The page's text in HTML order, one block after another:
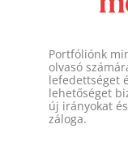
Portfóliónk
olvasó
lefedettséget
lehetőséget
új irányokat
záloga.